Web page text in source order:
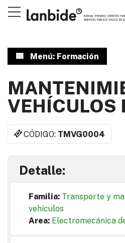
Menú: Formación
VEHÍCULOS
CÓDIGO: TMVG0004
Detalle:
Familia: Transporte y
vehículos
Area: Electromecánica